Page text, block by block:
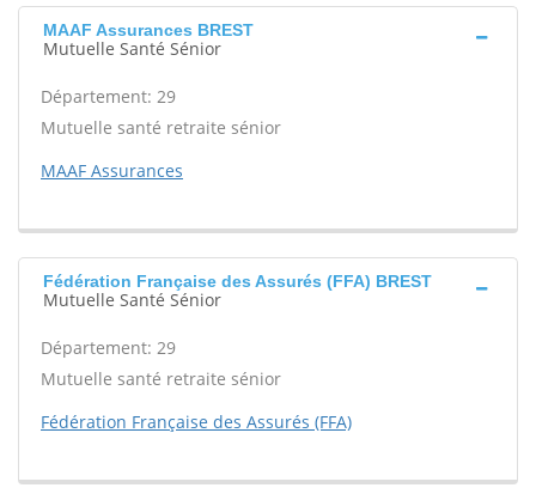
MAAF Assurances BREST
Mutuelle Santé Sénior
Département: 29
Mutuelle santé retraite sénior
MAAF Assurances
Fédération Française des Assurés (FFA) BREST
Mutuelle Santé Sénior
Département: 29
Mutuelle santé retraite sénior
Fédération Française des Assurés (FFA)